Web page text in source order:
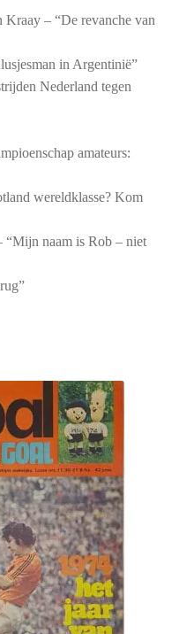
– “De revanche van
in Argentinië”
Nederland tegen
amateurs:
wereldklasse? Kom
“Mijn naam is Rob – niet